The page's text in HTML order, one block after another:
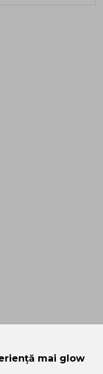
mai glow